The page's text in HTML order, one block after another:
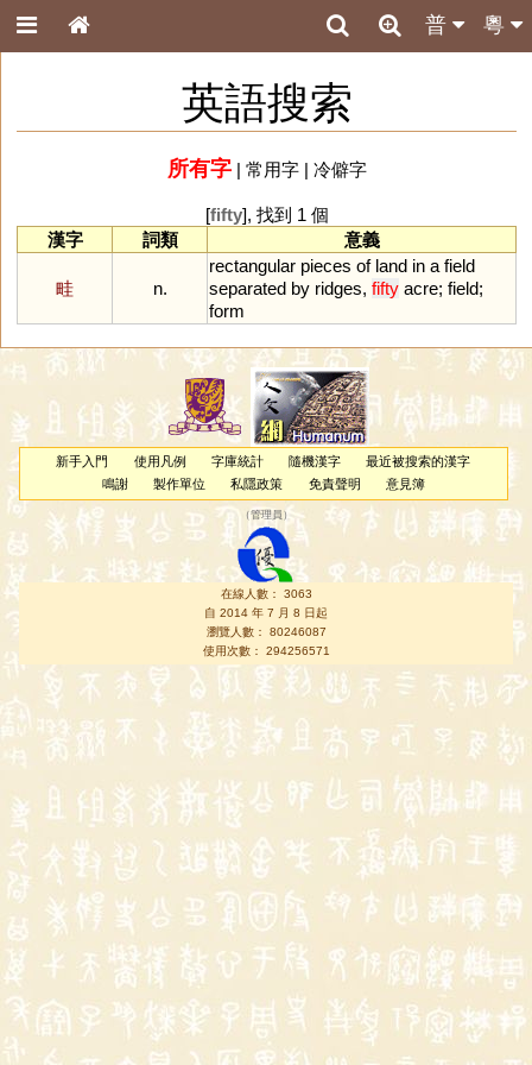
粵
普
英語搜索
所有字| 常用字| 冷僻字
[fifty], 找到 1 個
漢字
詞類 意義
畦 n.
rectangular pieces of land in a field
separated by ridges, fifty acre; field;
form
新手入門 使用凡例 字庫統計 隨機漢字
最近被搜索的漢字
鳴謝
製作單位 私隱政策 免責聲明 意見簿
（管理員 ）
在線人數： 3063
自 2014 年 7 月 8 日起
瀏覽人數： 80246087
使用次數： 294256571